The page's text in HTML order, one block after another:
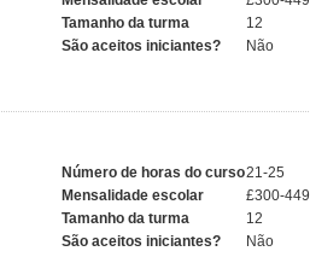
Tamanho da turma
12
São aceitos iniciantes?
Não
Número de horas do curso21-25
Mensalidade escolar
£300-449
Tamanho da turma
12
São aceitos iniciantes?
Não